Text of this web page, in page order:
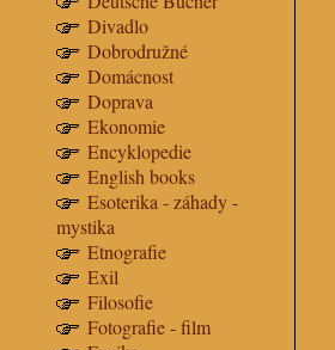
Divadlo
Dobrodružné
Domácnost
Doprava
Ekonomie
Encyklopedie
English books
Esoterika - záhady -
mystika
Etnografie
Exil
Filosofie
Fotografie - film